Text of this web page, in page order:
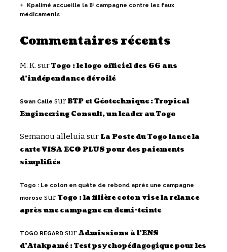
Kpalimé accueille la 8ᵉ campagne contre les faux
médicaments
Commentaires récents
M. K. surTogo : le logo officiel des 66 ans
d’indépendance dévoilé
Swan Calle surBTP et Géotechnique : Tropical
Engineering Consult, un leader au Togo
Semanou alleluiasurLa Poste du Togo lance la
carte VISA ECO PLUS pour des paiements
simplifiés
Togo : Le coton en quête de rebond après une campagne
morose surTogo : la filière coton vise la relance
après une campagne en demi-teinte
TOGO REGARD surAdmissions à l’ENS
d’Atakpamé : Test psychopédagogique pour les